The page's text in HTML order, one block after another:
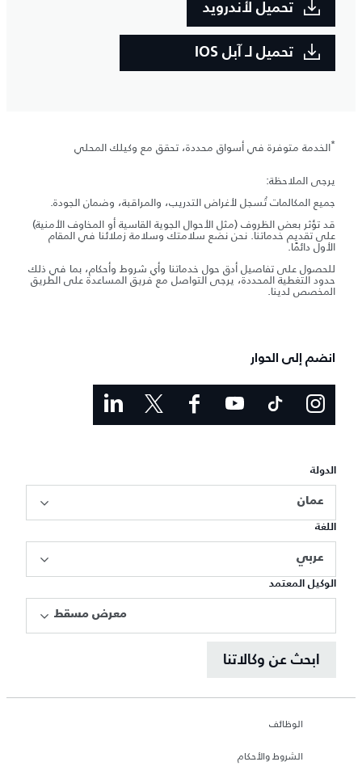
تحميل لأندرويد
تحميل لـ آبل IOS
*الخدمة متوفرة في أسواق محددة، تحقق مع وكيلك المحلي
يرجى الملاحظة:
جميع المكالمات تُسجل لأغراض التدريب، والمراقبة، وضمان الجودة.
قد تؤثر بعض الظروف (مثل الأحوال الجوية القاسية أو المخاوف الأمنية)
على تقديم خدماتنا. نحن نضع سلامتك وسلامة زملائنا في المقام
الأول دائمًا.
للحصول على تفاصيل أدق حول خدماتنا وأي شروط وأحكام، بما في ذلك
حدود التغطية المحددة، يرجى التواصل مع فريق المساعدة على الطريق
المخصص لدينا.
انضم إلى الحوار
الدولة
عمان
اللغة
عربي
الوكيل المعتمد
معرض مسقط
ابحث عن وكالاتنا
الوظائف
الشروط والأحكام